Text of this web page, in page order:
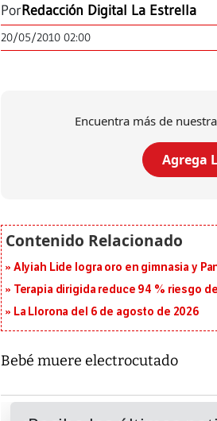
PorRedacción Digital La Estrella
20/05/2010 02:00
Encuentra más de
Agrega
Alyiah Lide logra oro en gimnasia y
Terapia dirigida reduce 94 % riesgo
La Llorona del 6 de agosto de 2026
Bebé muere electrocutado